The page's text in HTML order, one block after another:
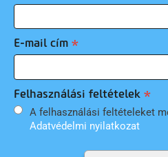
E-mail cím
Felhasználási feltételek
A felhasználási feltételeket
Adatvédelmi nyilatkozat